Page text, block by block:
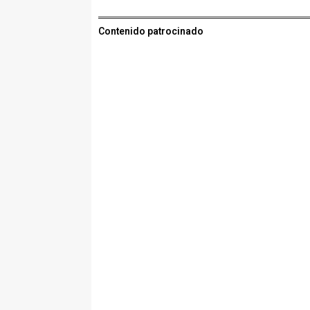
Contenido patrocinado